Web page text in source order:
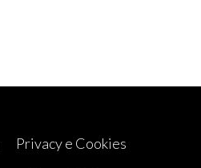
Privacy e Cookies